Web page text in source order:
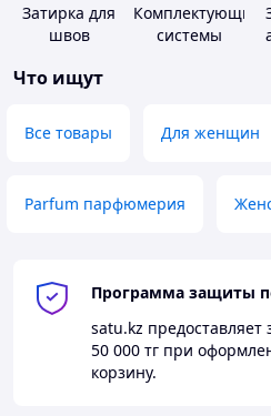
Затирка для
швов
Комплектующие
системы
Что ищут
Все товары Для женщин
Parfum парфюмерия
Программа защиты
satu.kz предоставляет
50 000 тг при
корзину.